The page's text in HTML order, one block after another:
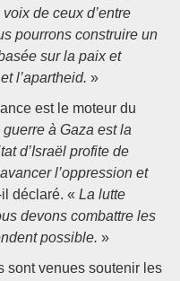
de ceux d’entre
pourrons construire un
sur la paix et
l’apartheid. »
est le moteur du
guerre à Gaza est la
d’Israël profite de
l’oppression et
déclaré. « La lutte
devons combattre les
possible. »
sont venues soutenir les